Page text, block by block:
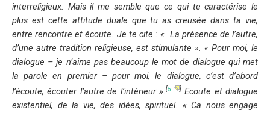
interreligieux. Mais il me semble que ce qui te caractérise le
plus est cette attitude duale que tu as creusée dans ta vie,
entrerencontre et écoute . Je te cite :« La présence de l’autre,
d’une autre tradition religieuse, est stimulante ». « Pour moi, le
dialogue – je n’aime pas beaucoup le mot de dialogue qui met
la parole en premier – pour moi, le dialogue, c’est d’abord
l’écoute, écouter l’autre de l’intérieur ».[5 ] Ecoute et dialogue
existentiel, de la vie, des idées, spirituel. « Ca nous engage